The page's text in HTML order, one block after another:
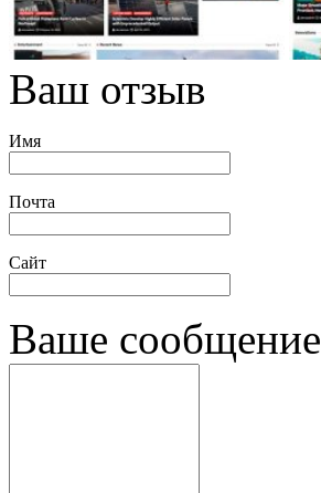
Ваш отзыв
Имя
Почта
Сайт
Ваше сообщение